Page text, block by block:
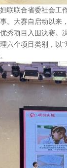
联合省委社会工作
。大赛自启动以来
秀项目入围决赛。
六个项目类别，以